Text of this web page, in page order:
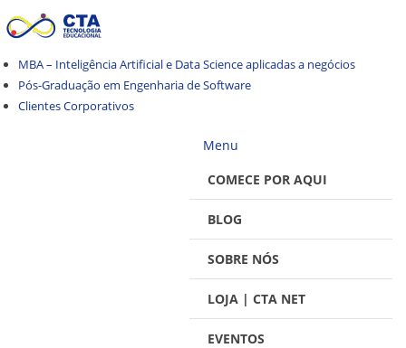
para
para
conteúdo
MBA – Inteligência Artificial e Data Science aplicadas a negócios
Pós-Graduação em Engenharia de Software
Clientes Corporativos
Menu
COMECE POR AQUI
BLOG
SOBRE NÓS
LOJA | CTA NET
EVENTOS